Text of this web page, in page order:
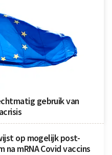
gebruik van
op mogelijk post-
mRNA Covid vaccins